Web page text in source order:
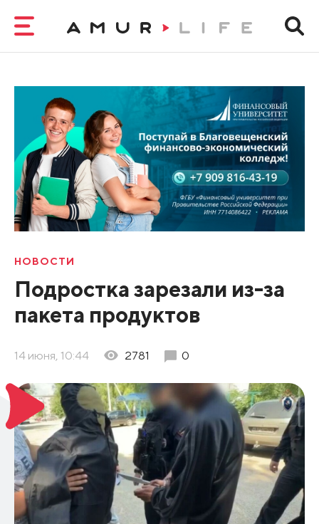
НОВОСТИ
Подростка зарезали из-за
пакета продуктов
14 июня, 10:44 2781 0